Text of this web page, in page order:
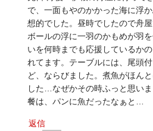
で、一面もやのかかった海に浮
想的でした。昼時でしたので舟
ボールの浮に一羽のかもめが羽
いを何時までも応援しているか
れてます。テーブルには、尾頭
ど、ならびました。煮魚がほん
した…なぜかその時ふっと思い
餐は、パンに魚だったなぁと…
返信